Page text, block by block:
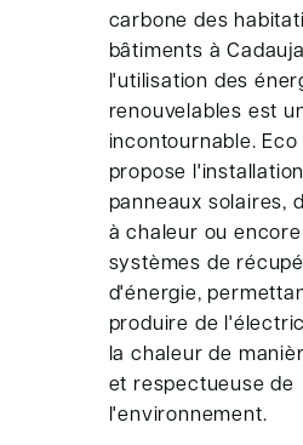
carbone des
bâtiments à
l'utilisation des
renouvelables est
incontournable. Eco
propose
panneaux solaires,
à chaleur ou
systèmes de
d'énergie,
produire de
la chaleur de
et respectueuse de
l'environnement.